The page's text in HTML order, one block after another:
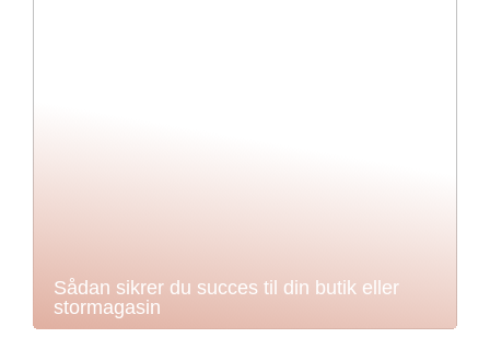
Sådan sikrer du succes til din butik eller
stormagasin